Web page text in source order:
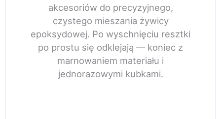
akcesoriów do precyzyjnego,
czystego mieszania żywicy
epoksydowej. Po wyschnięciu resztki
po prostu się odklejają — koniec z
marnowaniem materiału i
jednorazowymi kubkami.